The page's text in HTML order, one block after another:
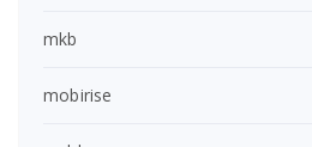
mkb
mobirise